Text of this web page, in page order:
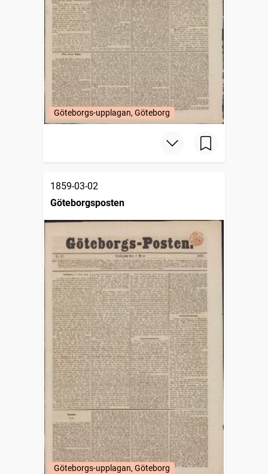
Göteborgs-upplagan, Göteborg
1859-03-02
Göteborgsposten
Göteborgs-upplagan, Göteborg